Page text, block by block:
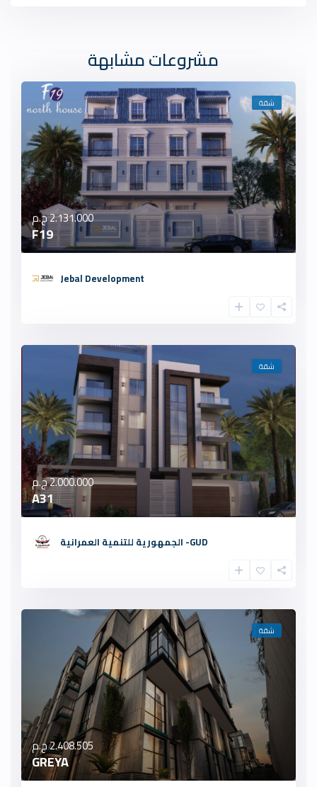
مشروعات مشابهة
شقة
2.131.000 ج.م
F19
Jebal Development
شقة
2.000.000 ج.م
A31
GUD- الجمهورية للتنمية العمرانية
شقة
GREYA